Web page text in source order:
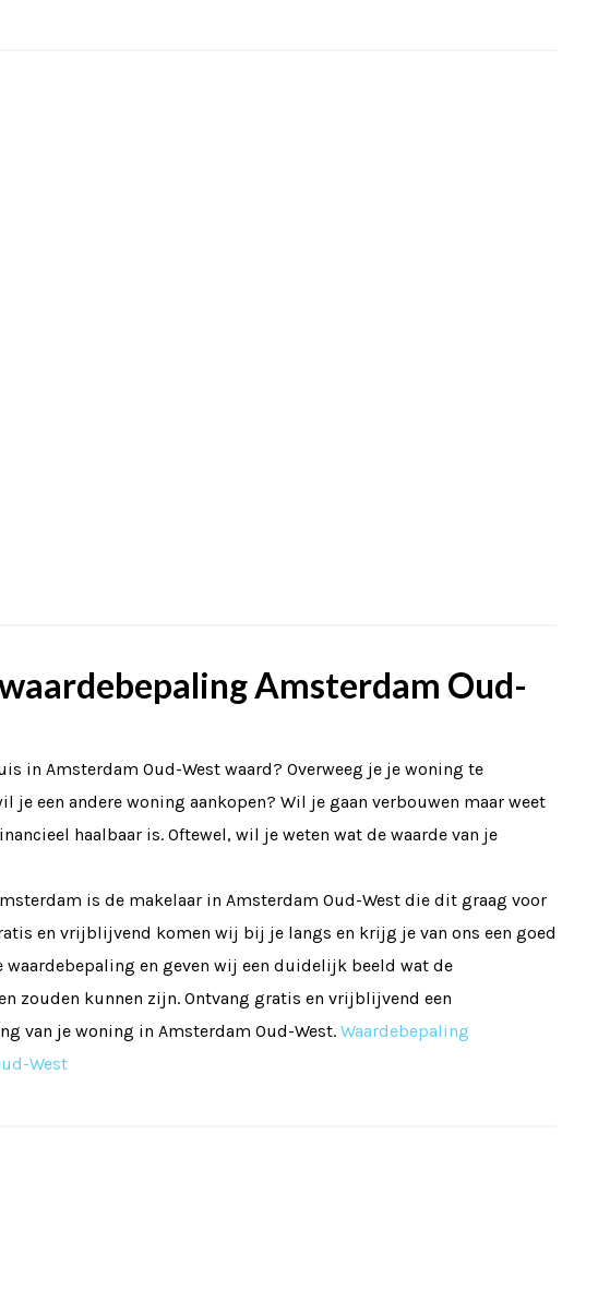
Amsterdam Oud-
in Amsterdam Oud-West waard? Overweeg je je woning te
je een andere woning aankopen? Wil je gaan verbouwen maar weet
haalbaar is. Oftewel, wil je weten wat de waarde van je
is de makelaar in Amsterdam Oud-West die dit graag voor
en vrijblijvend komen wij bij je langs en krijg je van ons een goed
waardebepaling en geven wij een duidelijk beeld wat de
zouden kunnen zijn. Ontvang gratis en vrijblijvend een
van je woning in Amsterdam Oud-West. Waardebepaling
West